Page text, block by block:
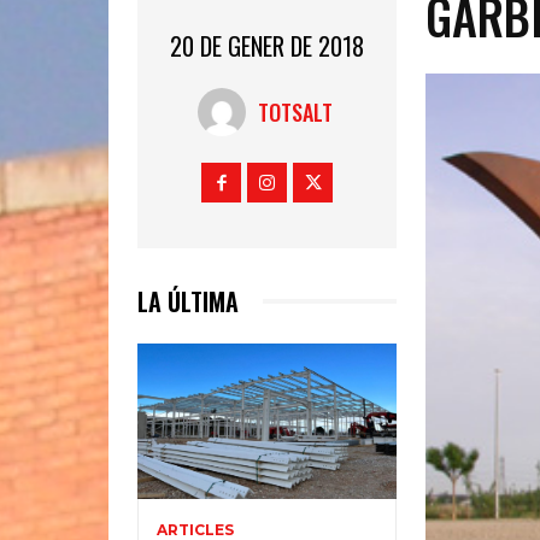
20 DE GENER DE 2018
TOTSALT
LA ÚLTIMA
ARTICLES